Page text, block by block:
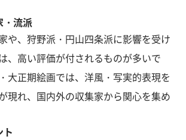
・流派
や、狩野派・円山四条派に影響を受け
、高い評価が付されるものが多いで
大正期絵画では、洋風・写実的表現を
現れ、国内外の収集家から関心を集め
ト